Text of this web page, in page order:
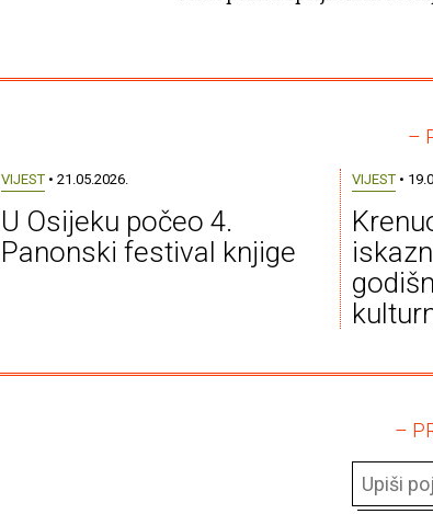
–
VIJEST• 21.05.2026.
U Osijeku počeo 4.
Panonski festival knjige
VIJEST•
–